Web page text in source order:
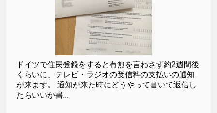
ドイツで住民登録をすると有無を言わさず約2週間後
くらいに、テレビ・ラジオの受信料の支払いの通知
が来ます。 通知が来た時にどうやって書いて返信し
たらいいか書...